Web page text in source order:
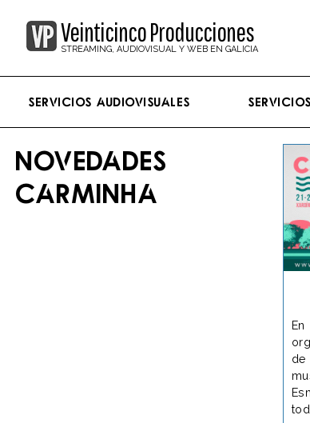
Veinticinco Producciones
STREAMING, AUDIOVISUAL Y WEB EN GALICIA
Servicios Audiovisuales
NOVEDADES
CARMINHA